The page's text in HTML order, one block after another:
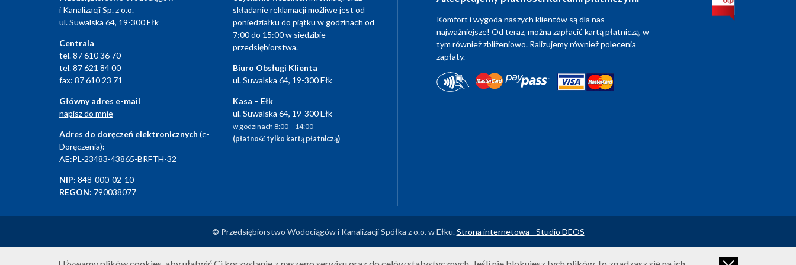
i Kanalizacji Sp. z o.o.
ul. Suwalska 64, 19-300 Ełk
Centrala
tel. 87 610 36 70
tel. 87 621 84 00
fax: 87 610 23 71
Główny adres e-mail
napisz do mnie
Adres do doręczeń elektronicznych (e-
Doręczenia):
AE:PL-23483-43865-BRFTH-32
NIP: 848-000-02-10
REGON: 790038077
składanie reklamacji możliwe jest od
poniedziałku do piątku w godzinach od
7:00 do 15:00 w siedzibie
przedsiębiorstwa.
Biuro Obsługi Klienta
ul. Suwalska 64, 19-300 Ełk
Kasa – Ełk
ul. Suwalska 64, 19-300 Ełk
w godzinach 8:00 – 14:00
(płatność tylko kartą płatniczą)
Komfort i wygoda naszych klientów są dla nas
najważniejsze! Od teraz, można zapłacić kartą płatniczą, w
tym również zbliżeniowo. Ralizujemy również polecenia
zapłaty.
© Przedsiębiorstwo Wodociągów i Kanalizacji Spółka z o.o. w Ełku.Strona internetowa - Studio DEOS